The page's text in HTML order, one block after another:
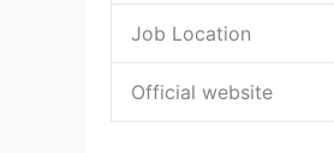
Job Location
Official website